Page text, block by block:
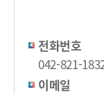
전화번호
042-821-
이메일